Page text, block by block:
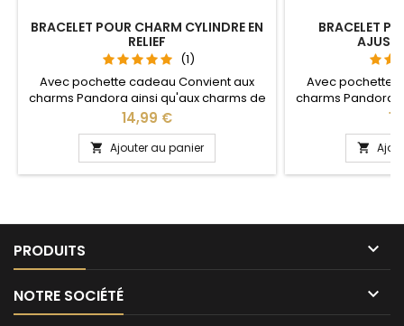
BRACELET POUR CHARM CYLINDRE EN
RELIEF
(1)
Avec pochette cadeau Convient aux
charms Pandora ainsi qu'aux charms de
notre site idéal pour : Noël, Saint Valentin,
anniversaire, anniversaire de mariage
Plusieurs tailles disponible : 17, 18, 19, 20, 21
cm Pour la dimensions nous conseillons
2cm en plus par rapport à la
Prix
14,99 €
 Ajouter au panier
BRACELET
Avec pochette
charms Pandora
notre site idéal
anniversaire,
partie
pour passer
pression sur le

PRODUITS 
NOTRE SOCIÉTÉ 